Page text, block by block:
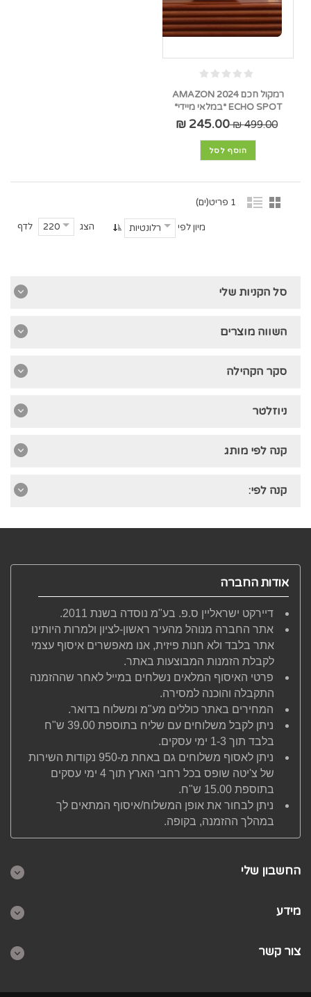
רמקול חכם 2024 AMAZON
ECHO SPOT *במלאי מיידי*
499.00 ₪
245.00 ₪
הוסף לסל
1 פריט(ים)
הצג 220 לדף מיון לפי רלונטיות
סל הקניות שלי
השווה מוצרים
סקר הקהילה
ניוזלטר
קנה לפי מותג
קנה לפי:
אודות החברה
דיירקט ישראליין ס.פ. בע"מ נוסדה בשנת 2011.
אתר החברה מנוהל מהעיר ראשון-לציון ולמרות היותינו
אתר בלבד ולא חנות פיזית, אנו מאפשרים איסוף עצמי
לקבלת הזמנות המבוצעות באתר.
פרטי האיסוף המלאים נשלחים במייל לאחר שההזמנה
התקבלה והוכנה למסירה.
המחירים באתר כוללים מע"מ ומשלוח בדואר.
ניתן לקבל משלוחים עם שליח בתוספת 39.00 ש"ח
בלבד תוך 1-3 ימי עסקים.
ניתן לאסוף משלוחים גם באחת מ-950 נקודות השירות
של צ'יטה שופס בכל רחבי הארץ תוך 4 ימי עסקים
בתוספת 15.00 ש"ח.
ניתן לבחור את אופן המשלוח/איסוף המתאים לך
במהלך ההזמנה, בקופה.
החשבון שלי
מידע
צור קשר